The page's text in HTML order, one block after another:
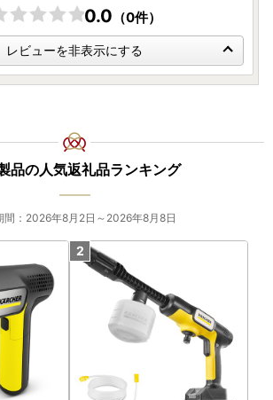
」の記載がないものはお客様組み立てとな
具は入っておりません。
0.0 （0件）
レビューを非表示にする
品の人気返礼品ランキング
間：2026年8月2日～2026年8月8日